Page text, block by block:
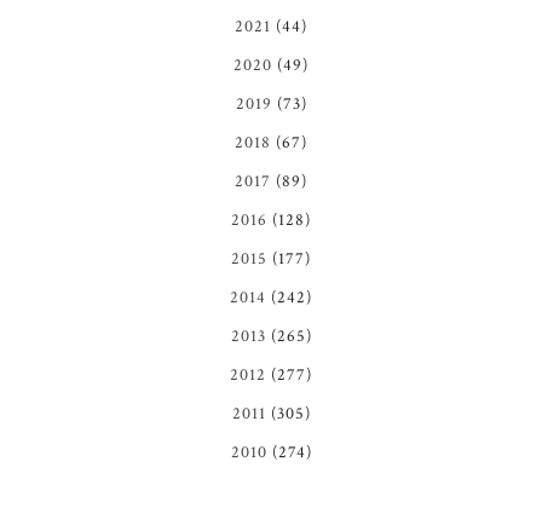
2021 (44)
2020 (49)
2019 (73)
2018 (67)
2017 (89)
2016 (128)
2015 (177)
2014 (242)
2013 (265)
2012 (277)
2011 (305)
2010 (274)